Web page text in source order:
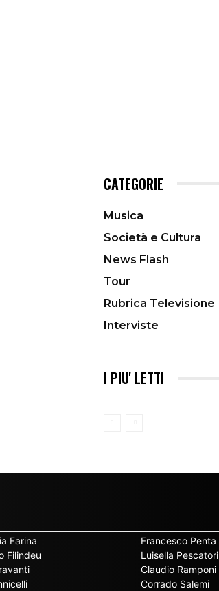
CATEGORIE
Musica
Società e Cultura
News Flash
Tour
Rubrica Televisione
Interviste
I PIU' LETTI
Farina
Filindeu
Francesco Penta
Luisella Pescatori
Claudio Ramponi
Corrado Salemi